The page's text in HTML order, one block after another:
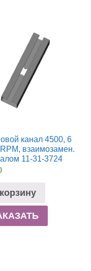
канал 4500, 6
взаимозамен.
11-31-3724